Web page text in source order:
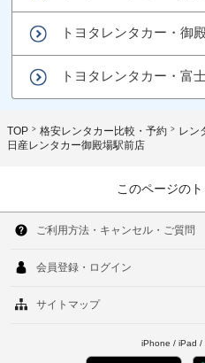
トヨタレンタカー・御
トヨタレンタカー・富
TOP 格安レンタカー比較・予約 レン
日産レンタカー御殿場駅前店
このページの